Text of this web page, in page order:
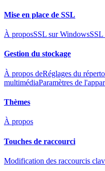
Mise en place de SSL
À proposSSL sur Windows
Gestion du stockage
À propos deRéglages du
multimédiaParamètres de
Thèmes
À propos
Touches de raccourci
Modification des raccourcis